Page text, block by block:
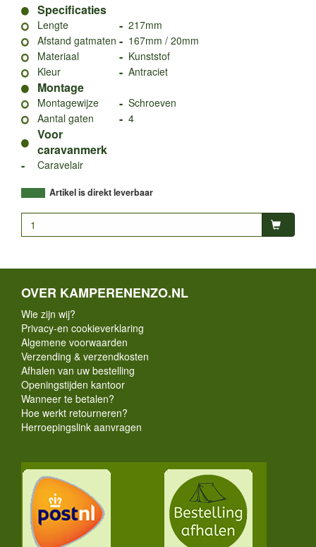
Specificaties
Lengte - 217mm
Afstand gatmaten - 167mm / 20mm
Materiaal
- Kunststof
Kleur
- Antraciet
Montage
Montagewijze - Schroeven
Aantal gaten
- 4
Voor
caravanmerk
-
Caravelair
Artikel is direkt leverbaar
OVER KAMPERENENZO.NL
Wie zijn wij?
Privacy-en cookieverklaring
Algemene voorwaarden
Verzending & verzendkosten
Afhalen van uw bestelling
Openingstijden kantoor
Wanneer te betalen?
Hoe werkt retourneren?
Herroepingslink aanvragen